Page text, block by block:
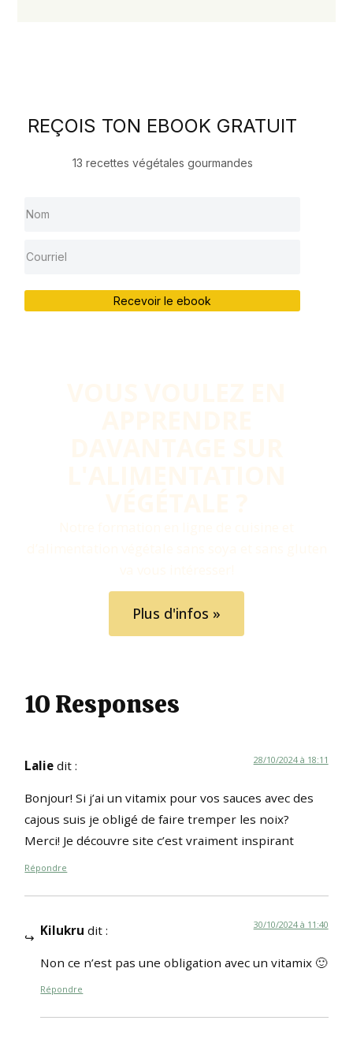
REÇOIS TON EBOOK GRATUIT
13 recettes végétales gourmandes
Recevoir le ebook
Plus d'infos »
10 Responses
Lalie dit : 28/10/2024 à 18:11
Bonjour! Si j’ai un vitamix pour vos sauces avec des
cajous suis je obligé de faire tremper les noix?
Merci! Je découvre site c’est vraiment inspirant
Répondre
Kilukru dit : 30/10/2024 à 11:40
Non ce n’est pas une obligation avec un vitamix 🙂
Répondre